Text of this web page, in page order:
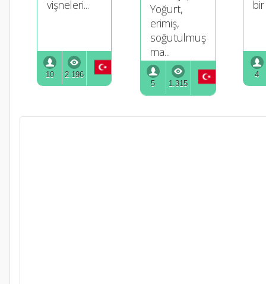
vişneleri...
10 2.196
Yoğurt,
erimiş,
soğutulmuş
ma...
5 1.315
4